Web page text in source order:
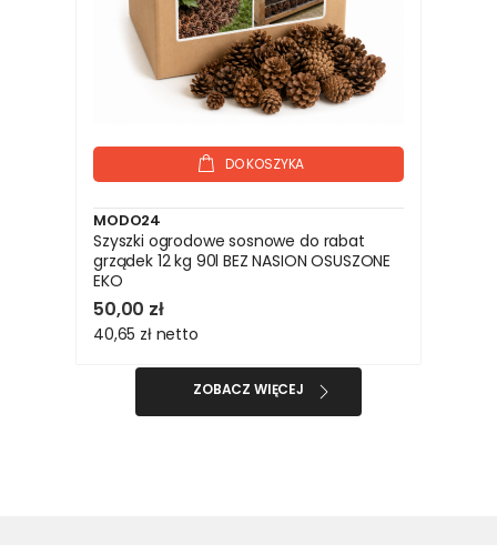
DO KOSZYKA
MODO24
Szyszki ogrodowe sosnowe do rabat
grządek 12 kg 90l BEZ NASION OSUSZONE
EKO
50,00 zł
40,65 zł netto
ZOBACZ WIĘCEJ